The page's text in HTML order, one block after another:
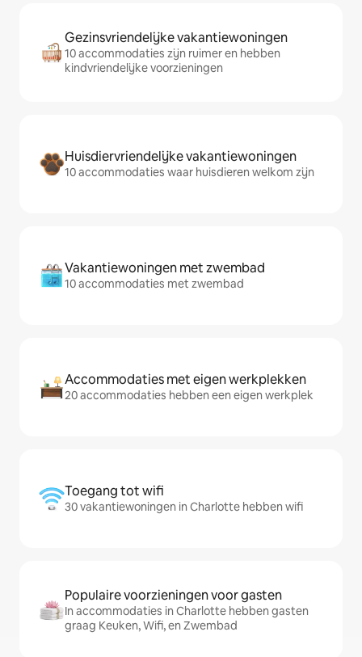
Gezinsvriendelijke vakantiewoningen
10 accommodaties zijn ruimer en hebben
kindvriendelijke voorzieningen
Huisdiervriendelijke vakantiewoningen
10 accommodaties waar huisdieren welkom zijn
Vakantiewoningen met zwembad
10 accommodaties met zwembad
Accommodaties met eigen werkplekken
20 accommodaties hebben een eigen werkplek
Toegang tot wifi
30 vakantiewoningen in Charlotte hebben wifi
Populaire voorzieningen voor gasten
In accommodaties in Charlotte hebben gasten
graag Keuken, Wifi, en Zwembad